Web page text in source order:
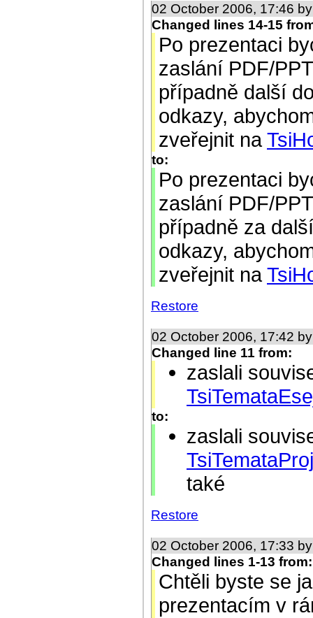
02 October 2006, 17:46
Changed lines 14-15
Po prezentaci
zaslání PDF/
případně další
odkazy,
zveřejnit na
to:
Po prezentaci
zaslání PDF/
případně za
odkazy,
zveřejnit na
Restore
02 October 2006, 17:42
Changed line 11 from:
zaslali
to:
zaslali
také
Restore
02 October 2006, 17:33
Changed lines 1-13 from:
Chtěli byste se
prezentacím v